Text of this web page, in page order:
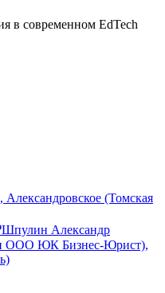
(Томская
Шпулин Александр
ООО ЮК Бизнес-Юрист),